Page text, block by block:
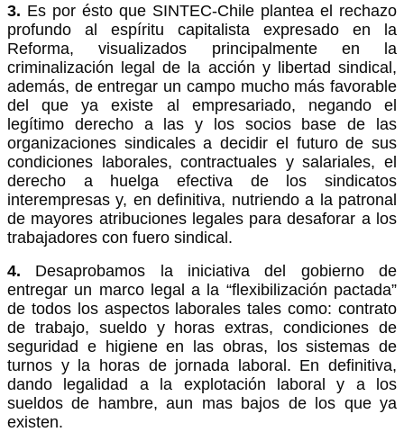
3. Es por ésto que SINTEC-Chile plantea el rechazo
profundo al espíritu capitalista expresado en la
Reforma, visualizados principalmente en la
criminalización legal de la acción y libertad sindical,
además, de entregar un campo mucho más favorable
del que ya existe al empresariado, negando el
legítimo derecho a las y los socios base de las
organizaciones sindicales a decidir el futuro de sus
condiciones laborales, contractuales y salariales, el
derecho a huelga efectiva de los sindicatos
interempresas y, en definitiva, nutriendo a la patronal
de mayores atribuciones legales para desaforar a los
trabajadores con fuero sindical.
4. Desaprobamos la iniciativa del gobierno de
entregar un marco legal a la “flexibilización pactada”
de todos los aspectos laborales tales como: contrato
de trabajo, sueldo y horas extras, condiciones de
seguridad e higiene en las obras, los sistemas de
turnos y la horas de jornada laboral. En definitiva,
dando legalidad a la explotación laboral y a los
sueldos de hambre, aun mas bajos de los que ya
existen.